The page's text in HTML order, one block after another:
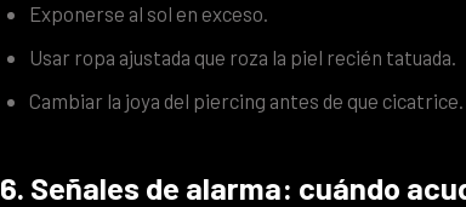
Exponerse al sol en exceso.
Usar ropa ajustada que roza la piel recién tatuada.
Cambiar la joya del piercing antes de que cicatrice.
6. Señales de alarma: cuándo